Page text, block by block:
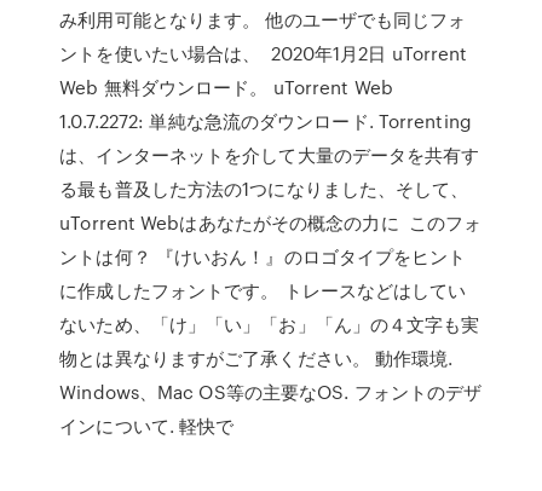
み利用可能となります。 他のユーザでも同じフォ
ントを使いたい場合は、 2020年1月2日 uTorrent
Web 無料ダウンロード。 uTorrent Web
1.0.7.2272: 単純な急流のダウンロード. Torrenting
は、インターネットを介して大量のデータを共有す
る最も普及した方法の1つになりました、そして、
uTorrent Webはあなたがその概念の力に このフォ
ントは何？ 『けいおん！』のロゴタイプをヒント
に作成したフォントです。 トレースなどはしてい
ないため、「け」「い」「お」「ん」の４文字も実
物とは異なりますがご了承ください。 動作環境.
Windows、Mac OS等の主要なOS. フォントのデザ
インについて. 軽快で